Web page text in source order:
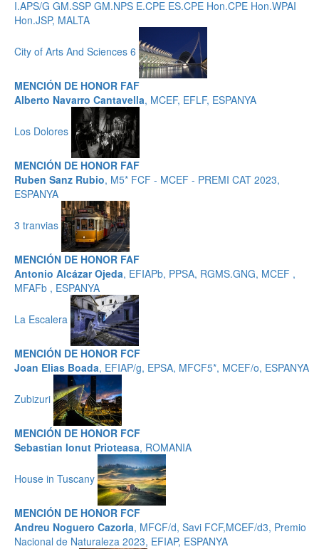
I.APS/G GM.SSP GM.NPS E.CPE ES.CPE Hon.CPE Hon.WPAI
Hon.JSP, MALTA
City of Arts And Sciences 6
MENCIÓN DE HONOR FAF
Alberto Navarro Cantavella, MCEF, EFLF, ESPANYA
Los Dolores
MENCIÓN DE HONOR FAF
Ruben Sanz Rubio, M5* FCF - MCEF - PREMI CAT 2023,
ESPANYA
3 tranvias
MENCIÓN DE HONOR FAF
Antonio Alcázar Ojeda, EFIAPb, PPSA, RGMS.GNG, MCEF ,
MFAFb , ESPANYA
La Escalera
MENCIÓN DE HONOR FCF
Joan Elias Boada, EFIAP/g, EPSA, MFCF5*, MCEF/o, ESPANYA
Zubizuri
MENCIÓN DE HONOR FCF
Sebastian Ionut Prioteasa, ROMANIA
House in Tuscany
MENCIÓN DE HONOR FCF
Andreu Noguero Cazorla, MFCF/d, Savi FCF,MCEF/d3, Premio
Nacional de Naturaleza 2023, EFIAP, ESPANYA